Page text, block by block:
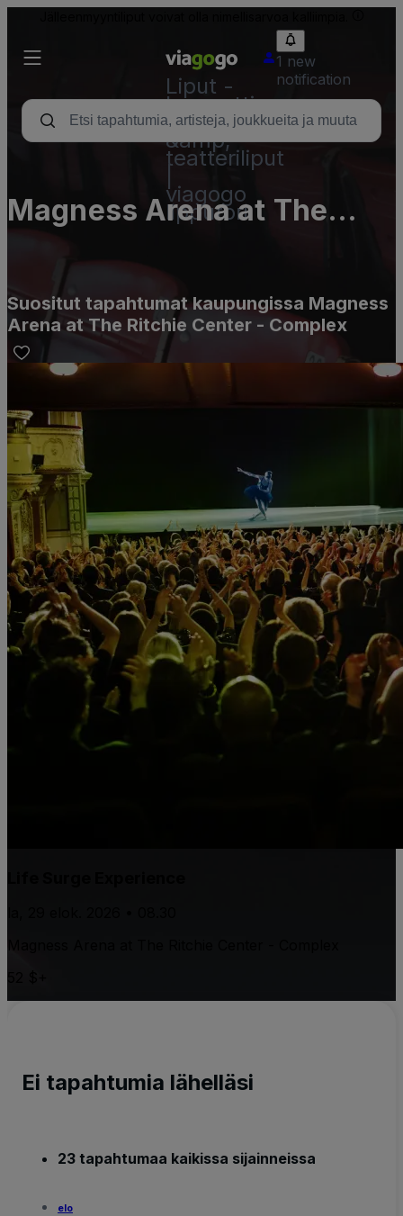
Liput -
konsertti,
urheilu
&amp;
teatteriliput
viagogo
lipputori
1 new
notification
Magness Arena at The
Suositut tapahtumat kaupungissa Magness
Arena at The Ritchie Center - Complex
Ei tapahtumia lähelläsi
23 tapahtumaa kaikissa sijainneissa
elo